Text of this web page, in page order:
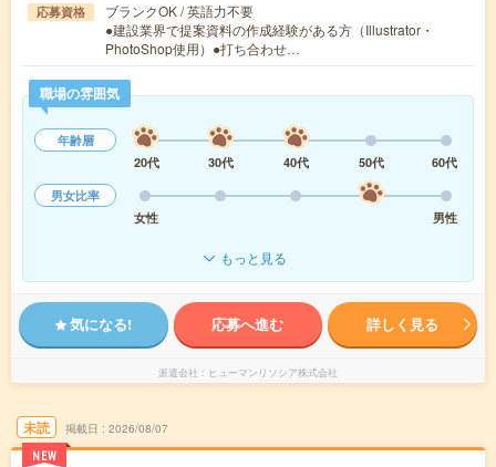
応募資格
ブランクOK / 英語力不要
●建設業界で提案資料の作成経験がある方（Illustrator・
PhotoShop使用）●打ち合わせ…
職場の雰囲気
年齢層
20代
30代 40代 50代
60代
男女比率
女性
男性
もっと見る
気になる! 応募へ進む 詳しく見る
派遣会社 ヒューマンリソシア株式会社
未読
NEW
掲載日 2026/08/07